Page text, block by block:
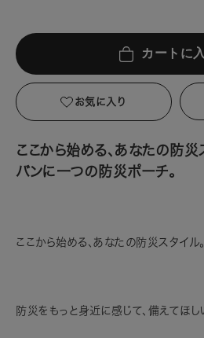
カートに
お気に入り
ここから始める、あなたの防災
バンに一つの防災ポーチ。
ここから始める、あなたの防災スタイル。
防災をもっと身近に感じて、備えてほし